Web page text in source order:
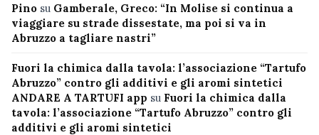
Pino su Gamberale, Greco: “In Molise si continua a
viaggiare su strade dissestate, ma poi si va in
Abruzzo a tagliare nastri”
Fuori la chimica dalla tavola: l’associazione “Tartufo
Abruzzo” contro gli additivi e gli aromi sintetici
ANDARE A TARTUFI app su Fuori la chimica dalla
tavola: l’associazione “Tartufo Abruzzo” contro gli
additivi e gli aromi sintetici